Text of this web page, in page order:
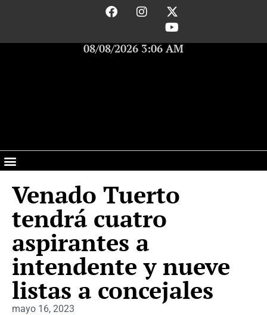
08/08/2026 3:06 AM
Venado Tuerto
tendrá cuatro
aspirantes a
intendente y nueve
listas a concejales
mayo 16, 2023